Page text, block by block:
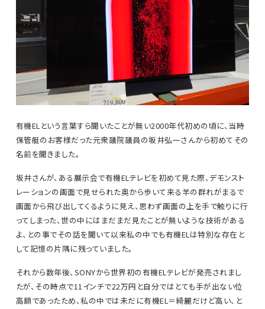
有機ELという言葉すら聞いたことが無い2000年代初めの頃に、当時
保管艇のお客様だった元衆議院議員の坂井弘一さんから初めてその
名前を聞きました。
坂井さんが、ある展示会で有機ELテレビを初めて見た際、デモンスト
レーションの画面で見せられた奥から歩いて来る羊の群れがまるで
画面から飛び出してくるように見え、思わず画面の上を手で触りに行
ってしまった、世の中にはまだまだ見たことが無いような技術がある
よ、との事でその話を聞いて以来私の中でも有機ELは特別な存在と
して記憶の片隅に残っていました。
それから数年後、SONYから世界初の有機ELテレビが発売されまし
たが、その時点で11インチで22万円と自分ではとても手が出ない位
高額であったため、私の中では未だに有機EL＝綺麗だけど高い、と